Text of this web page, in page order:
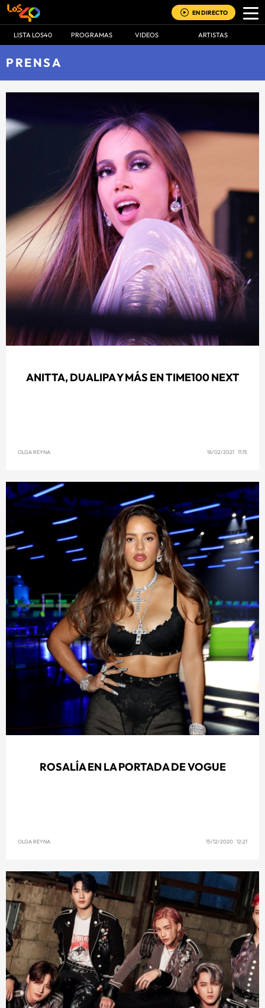
EN DIRECTO
LISTA LOS40 PROGRAMAS VIDEOS ARTISTAS
PRENSA
ANITTA, DUALIPA Y MÁS EN TIME100 NEXT
OLGA REYNA 18/02/2021 11:15
ROSALÍA EN LA PORTADA DE VOGUE
OLGA REYNA 15/12/2020 12:21